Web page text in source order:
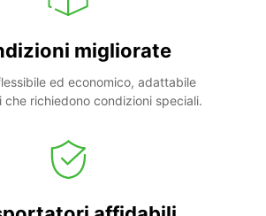
migliorate
ed economico, adattabile
che richiedono condizioni speciali.